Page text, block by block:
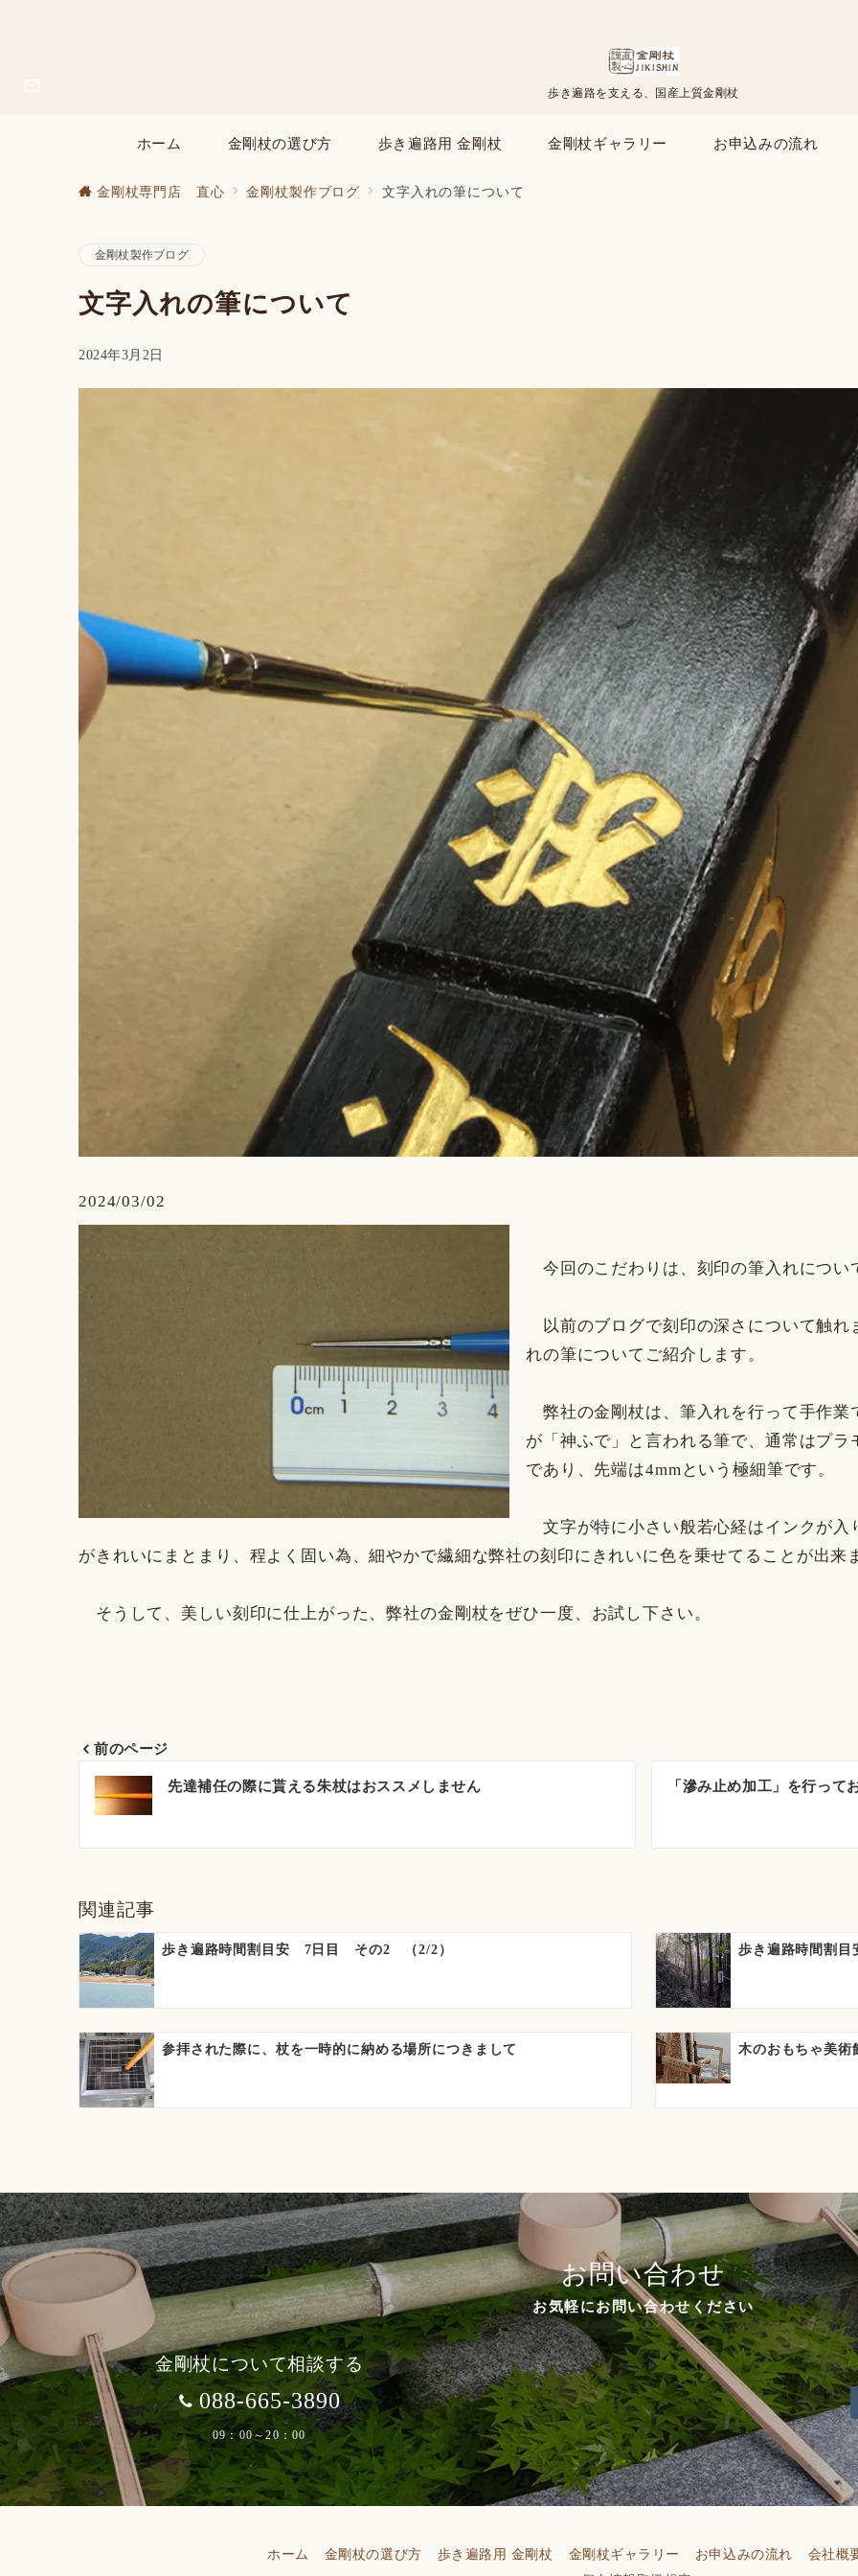
歩き遍路を支える、国産上質金剛杖
ホーム 金剛杖の選び方 歩き遍路用 金剛杖 金剛杖ギャラリー お申込みの流れ
金剛杖専門店 直心 金剛杖製作ブログ 文字入れの筆について
金剛杖製作ブログ
文字入れの筆について
2024年3月2日
2024/03/02
今回のこだわりは、刻印の筆入れについ
以前のブログで刻印の深さについて触れ
れの筆についてご紹介します。
弊社の金剛杖は、筆入れを行って手作業
が「神ふで」と言われる筆で、通常はプ
であり、先端は4mmという極細筆です。
文字が特に小さい般若心経はインクが入
がきれいにまとまり、程よく固い為、細やかで繊細な弊社の刻印にきれいに色を乗せてることが出来
そうして、美しい刻印に仕上がった、弊社の金剛杖をぜひ一度、お試し下さい。
投
稿
ナ
ゲ
ー
シ
ン
前のページ
先達補任の際に貰える朱杖はおススメしません 「滲み止め加工」を行って
関連記事
歩き遍路時間割目安 7日目 その2 （2/2） 歩き遍路時間
参拝された際に、杖を一時的に納める場所につきまして 木のおもちゃ美術
お問い合わせ
お気軽にお問い合わせください
金剛杖について相談する
088-665-3890
09：00～20：00
ホーム 金剛杖の選び方 歩き遍路用 金剛杖 金剛杖ギャラリー お申込みの流れ
会社概